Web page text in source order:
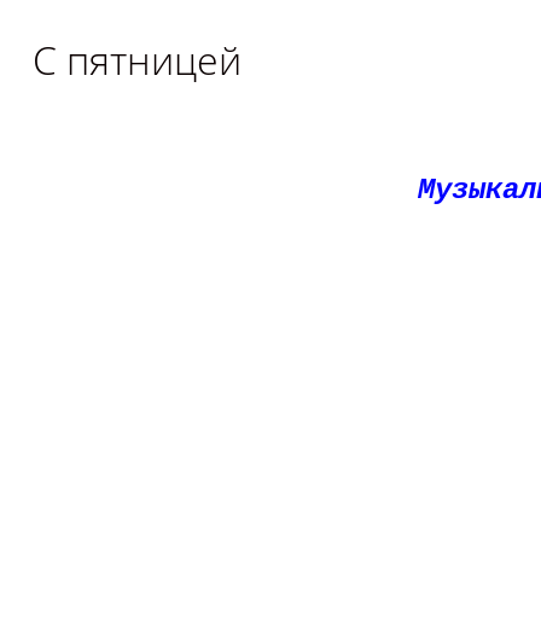
С пятницей